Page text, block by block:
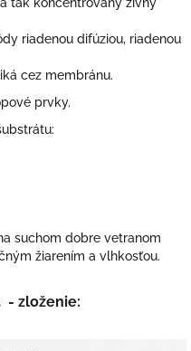
tak koncentrovaný živný
riadenou difúziou, riadenou
cez membránu.
prvky.
suchom dobre vetranom
žiarením a vlhkosťou.
- zloženie: